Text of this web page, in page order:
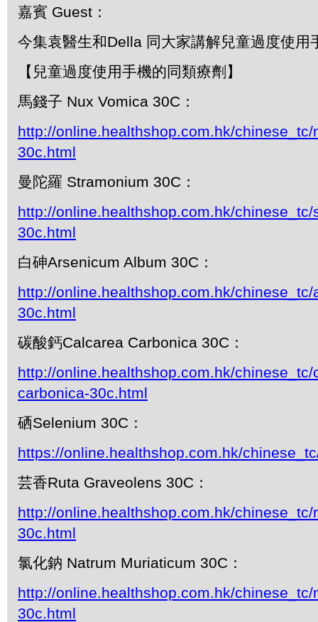
嘉賓 Guest：
今集袁醫生和Della 同大家講解兒童過度使用
【兒童過度使用手機的同類療劑】
馬錢子 Nux Vomica 30C：
http://online.healthshop.com.hk/chinese_tc/
30c.html
曼陀羅 Stramonium 30C：
http://online.healthshop.com.hk/chinese_tc/
30c.html
白砷Arsenicum Album 30C：
http://online.healthshop.com.hk/
30c.html
碳酸鈣Calcarea Carbonica 30C：
http://online.healthshop.com.hk/chinese_tc/
carbonica-30c.html
硒Selenium 30C：
https://online.healthshop.com.hk/
芸香Ruta Graveolens 30C：
http://online.healthshop.com.hk/
30c.html
氯化鈉 Natrum Muriaticum 30C：
http://online.healthshop.com.hk/
30c.html